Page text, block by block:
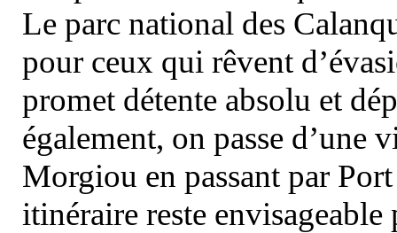
Le parc national des
pour ceux qui rêvent
promet détente absolu et
également, on passe d’une
Morgiou en passant par
itinéraire reste